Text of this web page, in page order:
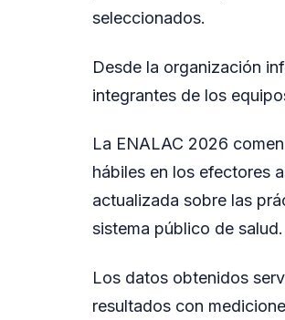
seleccionados.
Desde la organización
integrantes de los
La ENALAC 2026
hábiles en los efectores
actualizada sobre las
sistema público de salud.
Los datos obtenidos
resultados con